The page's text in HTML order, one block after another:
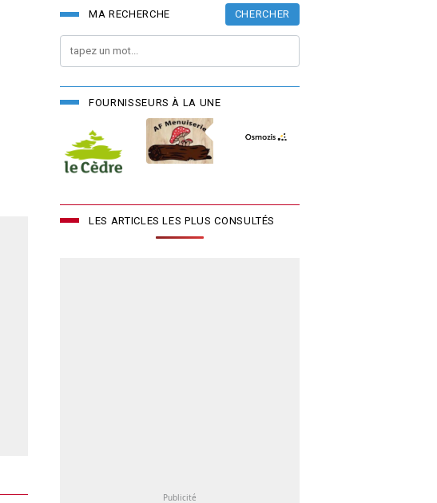
MA RECHERCHE CHERCHER
FOURNISSEURS À LA UNE
LES ARTICLES LES PLUS CONSULTÉS